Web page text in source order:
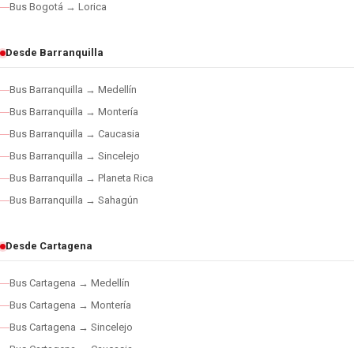
Bus Bogotá → Lorica
Desde Barranquilla
Bus Barranquilla → Medellín
Bus Barranquilla → Montería
Bus Barranquilla → Caucasia
Bus Barranquilla → Sincelejo
Bus Barranquilla → Planeta Rica
Bus Barranquilla → Sahagún
Desde Cartagena
Bus Cartagena → Medellín
Bus Cartagena → Montería
Bus Cartagena → Sincelejo